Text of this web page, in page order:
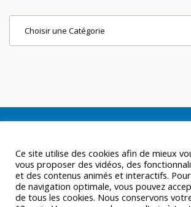
Ce site utilise des cookies afin de mieux
vous proposer des vidéos, des
et des contenus animés et interactifs.
de navigation optimale, vous pouvez
de tous les cookies. Nous conservons